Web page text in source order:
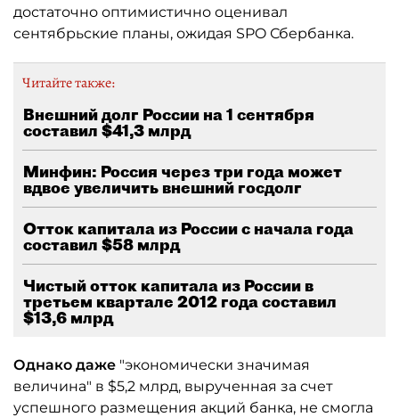
достаточно оптимистично оценивал
сентябрьские планы, ожидая SPO Сбербанка.
Читайте также:
Внешний долг России на 1 сентября
составил $41,3 млрд
Минфин: Россия через три года может
вдвое увеличить внешний госдолг
Отток капитала из России с начала года
составил $58 млрд
Чистый отток капитала из России в
третьем квартале 2012 года составил
$13,6 млрд
Однако даже "экономически значимая
величина" в $5,2 млрд, вырученная за счет
успешного размещения акций банка, не смогла